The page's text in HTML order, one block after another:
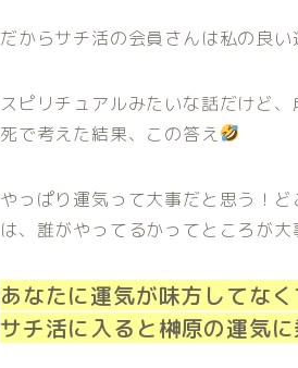
だからサチ活の会員さんは私の良
スピリチュアルみたいな話だけど
死で考えた結果、この答え
やっぱり運気って大事だと思う！
は、誰がやってるかってところが大
あなたに運気が味方してなく
サチ活に入ると榊原の運気